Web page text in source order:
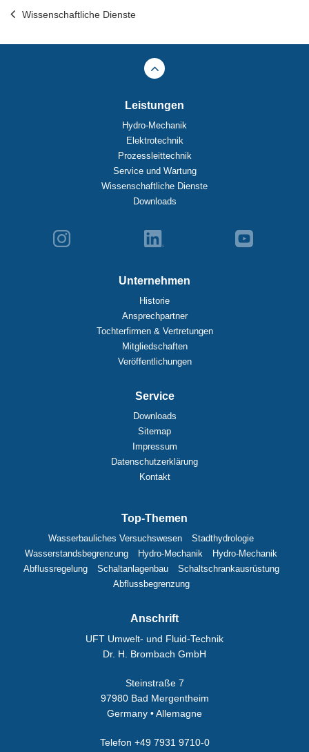
Wissenschaftliche Dienste
Leistungen
Hydro-Mechanik
Elektrotechnik
Prozessleittechnik
Service und Wartung
Wissenschaftliche Dienste
Downloads
Unternehmen
Historie
Ansprechpartner
Tochterfirmen & Vertretungen
Mitgliedschaften
Veröffentlichungen
Service
Downloads
Sitemap
Impressum
Datenschutzerklärung
Kontakt
Top-Themen
Wasserbauliches Versuchswesen
Stadthydrologie
Wasserstandsbegrenzung
Hydro-Mechanik
Hydro-Mechanik
Abflussregelung
Schaltanlagenbau
Schaltschrankausrüstung
Abflussbegrenzung
Anschrift
UFT Umwelt- und Fluid-Technik
Dr. H. Brombach GmbH
Steinstraße 7
97980 Bad Mergentheim
Germany • Allemagne
Telefon +49 7931 9710-0